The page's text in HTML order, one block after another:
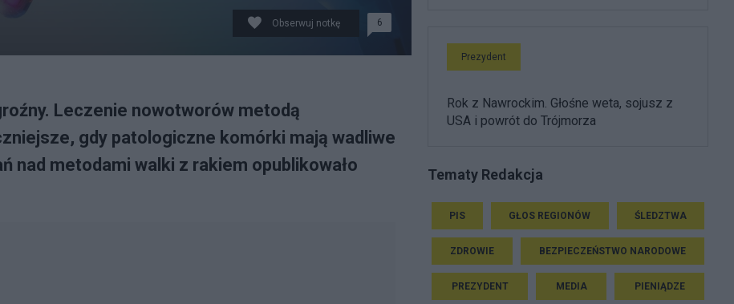
Obserwuj notkę 6
Leczenie nowotworów metodą
gdy patologiczne komórki mają wadliwe
nad metodami walki z rakiem opublikowało
Prezydent
Rok z Nawrockim. Głośne weta, sojusz z
USA i powrót do Trójmorza
Tematy Redakcja
PIS GŁOS REGIONÓW ŚLEDZTWA
ZDROWIE BEZPIECZEŃSTWO NARODOWE
PREZYDENT MEDIA PIENIĄDZE